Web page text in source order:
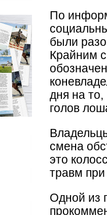
По
были
Крайним
дня на
голов
смена
это
травм
Одной из